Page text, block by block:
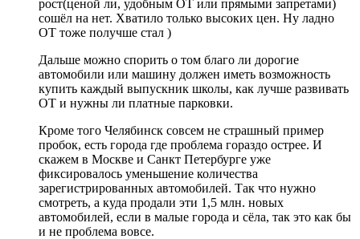
рост(ценой ли, удобным ОТ или прямыми запретами)
сошёл на нет. Хватило только высоких цен. Ну ладно
ОТ тоже получше стал )
Дальше можно спорить о том благо ли дорогие
автомобили или машину должен иметь возможность
купить каждый выпускник школы, как лучше развивать
ОТ и нужны ли платные парковки.
Кроме того Челябинск совсем не страшный пример
пробок, есть города где проблема гораздо острее. И
скажем в Москве и Санкт Петербурге уже
фиксировалось уменьшение количества
зарегистрированных автомобилей. Так что нужно
смотреть, а куда продали эти 1,5 млн. новых
автомобилей, если в малые города и сёла, так это как бы
и не проблема вовсе.